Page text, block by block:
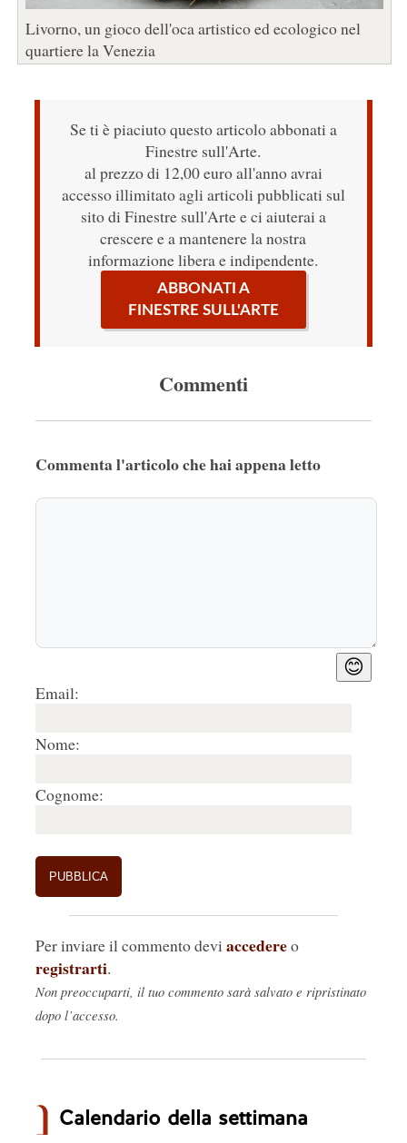
Livorno, un gioco dell'oca artistico ed ecologico nel
quartiere la Venezia
Se ti è piaciuto questo articolo abbonati a
Finestre sull'Arte.
al prezzo di 12,00 euro all'anno avrai
accesso illimitato agli articoli pubblicati sul
sito di Finestre sull'Arte e ci aiuterai a
crescere e a mantenere la nostra
informazione libera e indipendente.
ABBONATI A
FINESTRE SULL'ARTE
Commenti
Commenta l'articolo che hai appena letto
😊
Email:
Nome:
Cognome:
Per inviare il commento devi accedereo
registrarti.
Non preoccuparti, il tuo commento sarà salvato e ripristinato
dopo l’accesso.
Calendario della settimana